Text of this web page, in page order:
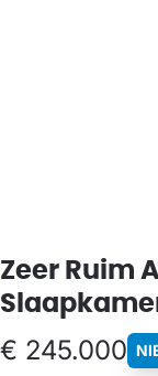
Zeer Ruim
€ 245.000